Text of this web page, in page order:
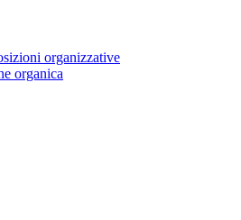
organizzative
organica